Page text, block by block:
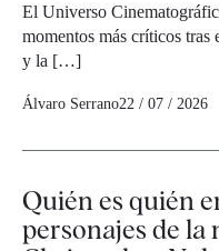
El Universo
momentos más críticos
y la […]
Álvaro Serrano22 / 07 / 2026
Quién es quién
personajes de la